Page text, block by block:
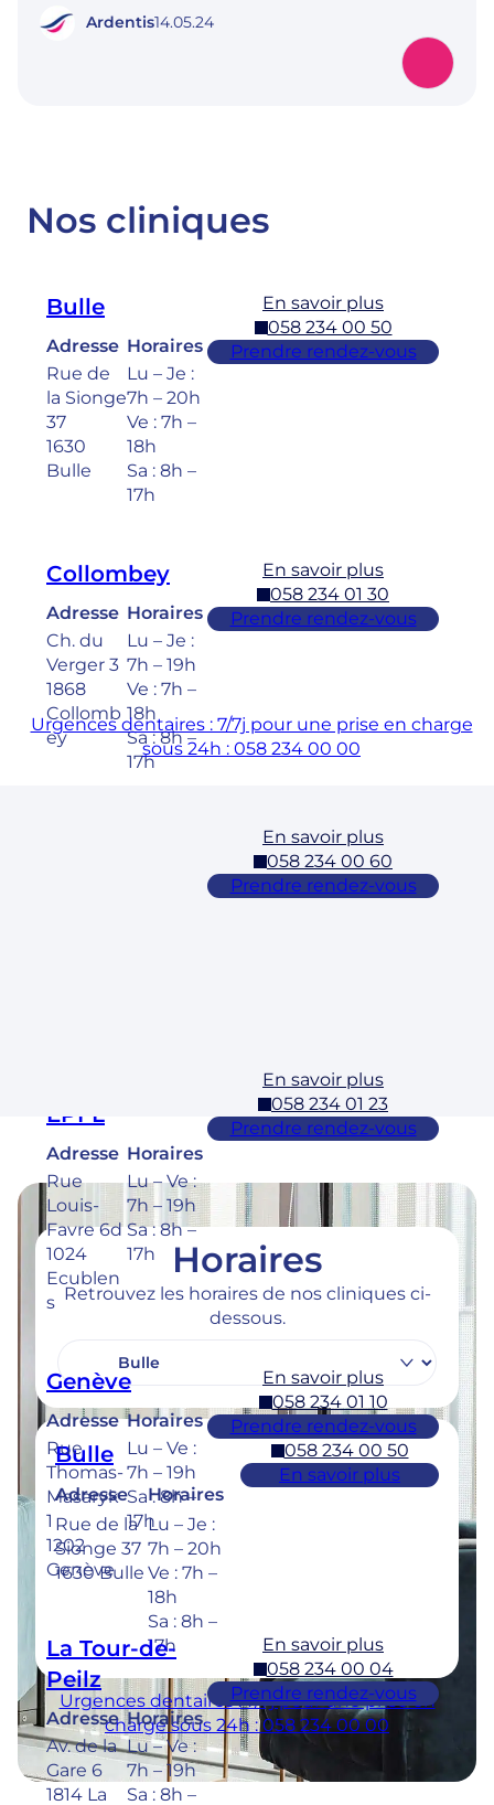
Ardentis14.05.24
Nos cliniques
Bulle
Adresse
Rue de
la Sionge
37
1630
Bulle
Horaires
Lu – Je :
7h – 20h
Ve : 7h –
18h
Sa : 8h –
17h
En savoir plus
058 234 00 50
Prendre rendez-vous
Collombey
Adresse
Ch. du
Verger 3
1868
Collomb
ey
Horaires
Lu – Je :
7h – 19h
Ve : 7h –
18h
Sa : 8h –
17h
En savoir plus
058 234 01 30
Prendre rendez-vous
En savoir plus
058 234 00 60
Prendre rendez-vous
EPFL
Adresse
Rue
Louis-
Favre 6d
1024
Ecublen
s
Horaires
Lu – Ve :
7h – 19h
Sa : 8h –
17h
En savoir plus
058 234 01 23
Prendre rendez-vous
Genève
Adresse
Rue
Thomas-
Masaryk
1
1202
Genève
Horaires
Lu – Ve :
7h – 19h
Sa : 8h –
17h
En savoir plus
058 234 01 10
Prendre rendez-vous
La Tour-de-
Peilz
Adresse
Av. de la
Gare 6
1814 La
Horaires
Lu – Ve :
7h – 19h
Sa : 8h –
En savoir plus
058 234 00 04
Prendre rendez-vous
Urgences dentaires : 7/7j pour une prise en charge
sous 24h : 058 234 00 00
Horaires
Retrouvez les horaires de nos cliniques ci-
dessous.
Bulle
Adresse
Rue de la
Sionge 37
1630 Bulle
Horaires
Lu – Je :
7h – 20h
Ve : 7h –
18h
Sa : 8h –
17h
058 234 00 50
En savoir plus
Urgences dentaires : 7/7j pour une prise en
charge sous 24h : 058 234 00 00